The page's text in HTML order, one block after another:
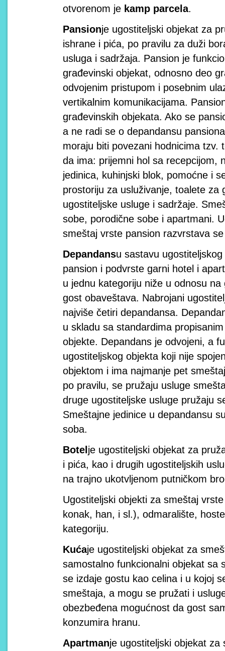
otvorenom je kamp parcela.
Pansionje ugostiteljski objekat za
ishrane i pića, po pravilu za duži
usluga i sadržaja. Pansion je
građevinski objekat, odnosno deo
odvojenim pristupom i posebnim
vertikalnim komunikacijama.
građevinskih objekata. Ako se
a ne radi se o depandansu
moraju biti povezani hodnicima tzv.
da ima: prijemni hol sa recepcijom,
jedinica, kuhinjski blok, pomoćne i
prostoriju za usluživanje, toalete za
ugostiteljske usluge i sadržaje.
sobe, porodične sobe i apartmani.
smeštaj vrste pansion razvrstava
Depandansu sastavu
pansion i podvrste garni hotel i
u jednu kategoriju niže u odnosu
gost obaveštava. Nabrojani
najviše četiri depandansa.
u skladu sa standardima
objekte. Depandans je odvojeni, a
ugostiteljskog objekta koji nije
objektom i ima najmanje pet
po pravilu, se pružaju usluge
druge ugostiteljske usluge pružaju
Smeštajne jedinice u depandansu
soba.
Botel je ugostiteljski objekat za
i pića, kao i drugih ugostiteljskih
na trajno ukotvljenom putničkom
Ugostiteljski objekti za smeštaj
konak, han, i sl.), odmaralište,
kategoriju.
Kućaje ugostiteljski objekat za
samostalno funkcionalni objekat sa
se izdaje gostu kao celina i u kojoj
smeštaja, a mogu se pružati i
obezbeđena mogućnost da gost
konzumira hranu.
Apartmanje ugostiteljski objekat za